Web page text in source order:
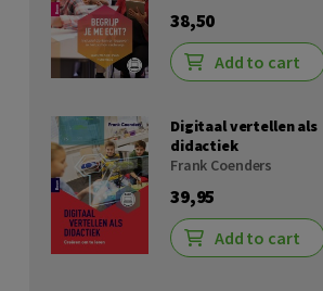
38,50
Add to cart
Digitaal vertellen als
didactiek
Frank Coenders
39,95
Add to cart